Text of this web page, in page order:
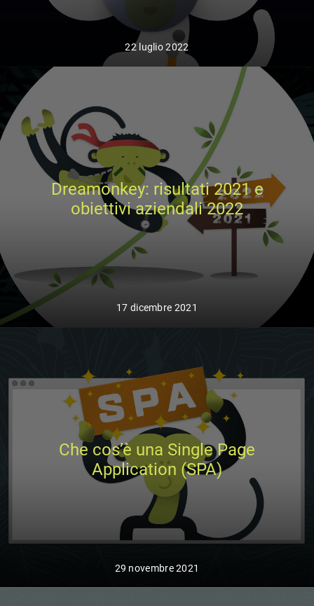
22 luglio 2022
Dreamonkey: risultati 2021 e
obiettivi aziendali 2022
17 dicembre 2021
Che cos’è una Single Page
Application (SPA)
29 novembre 2021